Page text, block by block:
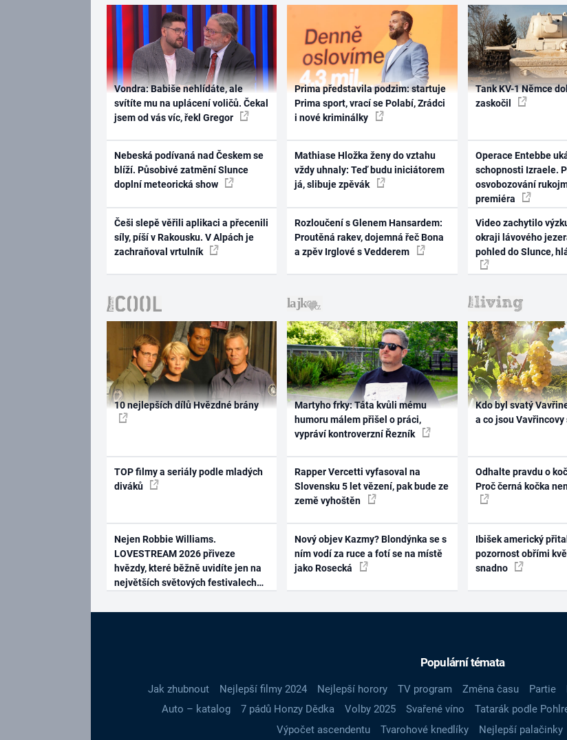
Vondra: Babiše nehlídáte, ale
svítíte mu na uplácení voličů. Čekal
jsem od vás víc, řekl Gregor
Nebeská podívaná nad Českem se
blíží. Působivé zatmění Slunce
doplní meteorická show
Češi slepě věřili aplikaci a přecenili
síly, píší v Rakousku. V Alpách je
zachraňoval vrtulník
Prima představila podzim: startuje
Prima sport, vrací se Polabí, Zrádci
i nové kriminálky
Mathiase Hložka ženy do vztahu
vždy uhnaly: Teď budu iniciátorem
já, slibuje zpěvák
Rozloučení s Glenem Hansardem:
Proutěná rakev, dojemná řeč Bona
a zpěv Irglové s Vedderem
Tank KV-1 Němce
zaskočil
Operace Entebbe
schopnosti Izraele.
osvobozování
premiéra
Video zachytilo
okraji lávového
pohled do Slunce,
10 nejlepších dílů Hvězdné brány
TOP filmy a seriály podle mladých
diváků
Nejen Robbie Williams.
LOVESTREAM 2026 přiveze
hvězdy, které běžně uvidíte jen na
největších světových festivalech
Martyho frky: Táta kvůli mému
humoru málem přišel o práci,
vypráví kontroverzní Řezník
Rapper Vercetti vyfasoval na
Slovensku 5 let vězení, pak bude ze
země vyhoštěn
Nový objev Kazmy? Blondýnka se s
ním vodí za ruce a fotí se na místě
jako Rosecká
Kdo byl svatý
a co jsou Vavřincovy
Odhalte pravdu o
Proč černá kočka
Ibišek americký
pozornost obřími
snadno
Populární témata
Jak zhubnout Nejlepší filmy 2024 Nejlepší horory TV program Změna času Partie
Auto – katalog
7 pádů Honzy Dědka Volby 2025 Svařené víno Tatarák podle
Výpočet ascendentu
Tvarohové knedlíky Nejlepší palačinky